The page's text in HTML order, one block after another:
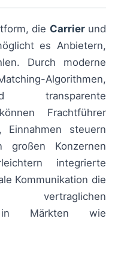
die Carrierund
es Anbietern,
Durch moderne
Algorithmen,
transparente
Frachtführer
Einnahmen steuern
Konzernen
integrierte
Kommunikation die
in Märkten wie